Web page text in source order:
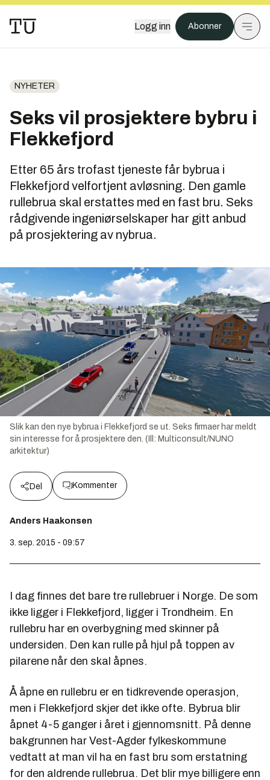
Logg inn Abonner
NYHETER
Seks vil prosjektere bybru i
Flekkefjord
Etter 65 års trofast tjeneste får bybrua i
Flekkefjord velfortjent avløsning. Den gamle
rullebrua skal erstattes med en fast bru. Seks
rådgivende ingeniørselskaper har gitt anbud
på prosjektering av nybrua.
Slik kan den nye bybrua i Flekkefjord se ut. Seks firmaer har meldt
sin interesse for å prosjektere den. (Ill: Multiconsult/NUNO
arkitektur)
Del Kommenter
Anders Haakonsen
3. sep. 2015 - 09:57
I dag finnes det bare tre rullebruer i Norge. De som
ikke ligger i Flekkefjord, ligger i Trondheim. En
rullebru har en overbygning med skinner på
undersiden. Den kan rulle på hjul på toppen av
pilarene når den skal åpnes.
Å åpne en rullebru er en tidkrevende operasjon,
men i Flekkefjord skjer det ikke ofte. Bybrua blir
åpnet 4-5 ganger i året i gjennomsnitt. På denne
bakgrunnen har Vest-Agder fylkeskommune
vedtatt at man vil ha en fast bru som erstatning
for den aldrende rullebrua. Det blir mye billigere enn